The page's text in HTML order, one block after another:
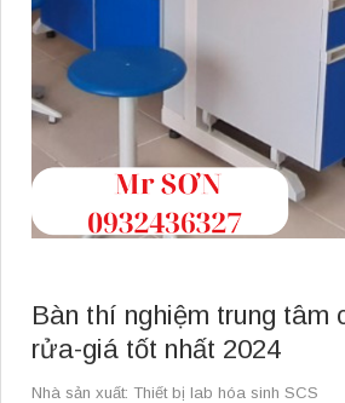
Bàn thí nghiệm trung tâm
rửa-giá tốt nhất 2024
Nhà sản xuất: Thiết bị lab hóa sinh SCS